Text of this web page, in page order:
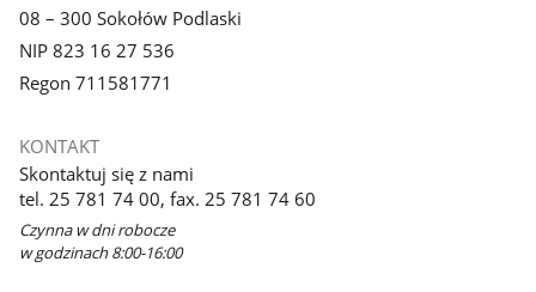
08 – 300 Sokołów Podlaski
NIP 823 16 27 536
Regon 711581771
KONTAKT
Skontaktuj się z nami
tel. 25 781 74 00, fax. 25 781 74 60
Czynna w dni robocze
w godzinach 8:00-16:00